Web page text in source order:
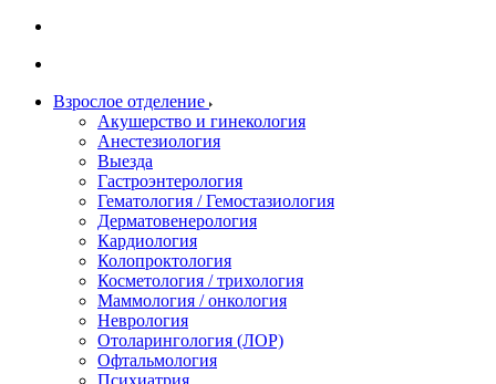
Взрослое отделение
Акушерство и гинекология
Анестезиология
Выезда
Гастроэнтерология
Гематология / Гемостазиология
Дерматовенерология
Кардиология
Колопроктология
Косметология / трихология
Маммология / онкология
Неврология
Отоларингология (ЛОР)
Офтальмология
Психиатрия